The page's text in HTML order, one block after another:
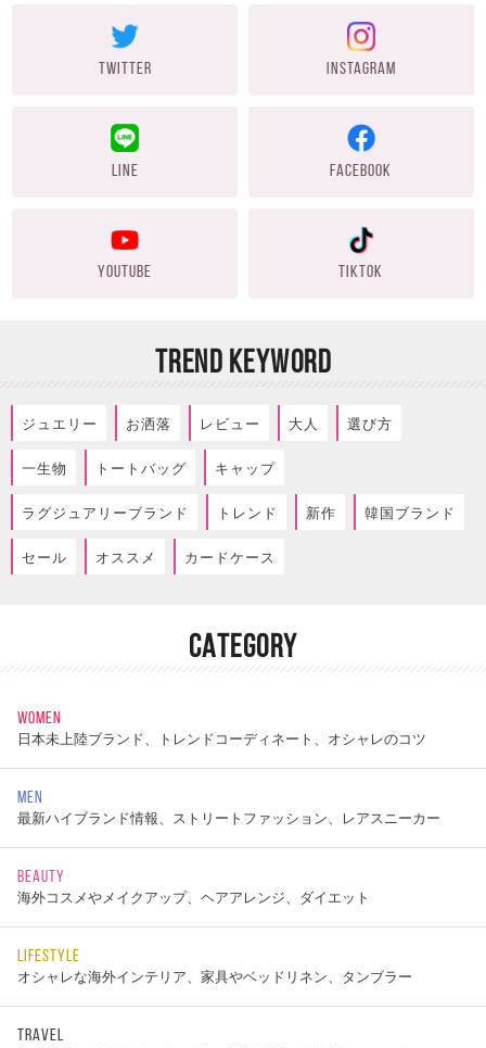
TWITTER INSTAGRAM
LINE FACEBOOK
YOUTUBE TIKTOK
TREND KEYWORD
ジュエリー お洒落 レビュー 大人 選び方
一生物 トートバッグ キャップ
ラグジュアリーブランド トレンド 新作 韓国ブランド
セール オススメ カードケース
CATEGORY
WOMEN
日本未上陸ブランド、トレンドコーディネート、オシャレのコツ
MEN
最新ハイブランド情報、ストリートファッション、レアスニーカー
BEAUTY
海外コスメやメイクアップ、ヘアアレンジ、ダイエット
LIFESTYLE
オシャレな海外インテリア、家具やベッドリネン、タンブラー
TRAVEL